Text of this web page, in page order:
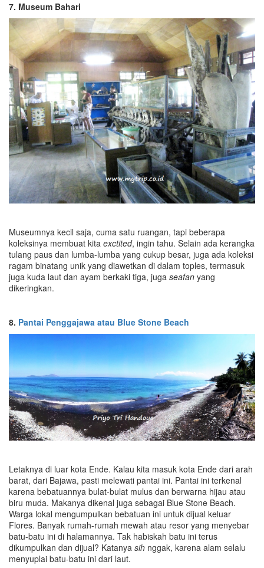
7. Museum Bahari
Museumnya kecil saja, cuma satu ruangan, tapi beberapa
koleksinya membuat kita exctited, ingin tahu. Selain ada kerangka
tulang paus dan lumba-lumba yang cukup besar, juga ada koleksi
ragam binatang unik yang diawetkan di dalam toples, termasuk
juga kuda laut dan ayam berkaki tiga, juga seafan yang
dikeringkan.
8. Pantai Penggajawa atau Blue Stone Beach
Letaknya di luar kota Ende. Kalau kita masuk kota Ende dari arah
barat, dari Bajawa, pasti melewati pantai ini. Pantai ini terkenal
karena bebatuannya bulat-bulat mulus dan berwarna hijau atau
biru muda. Makanya dikenal juga sebagai Blue Stone Beach.
Warga lokal mengumpulkan bebatuan ini untuk dijual keluar
Flores. Banyak rumah-rumah mewah atau resor yang menyebar
batu-batu ini di halamannya. Tak habiskah batu ini terus
dikumpulkan dan dijual? Katanya sih nggak, karena alam selalu
menyuplai batu-batu ini dari laut.